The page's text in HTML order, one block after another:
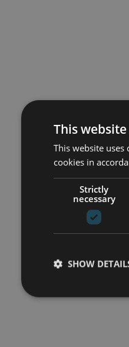
This
This website
cookies in
Strictly
necessary
SHOW